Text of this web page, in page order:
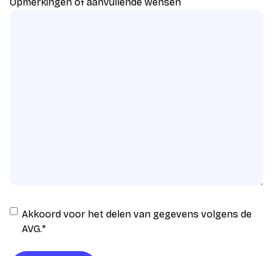
Instemming
AVG
Akkoord voor het delen van gegevens volgens de
AVG.*